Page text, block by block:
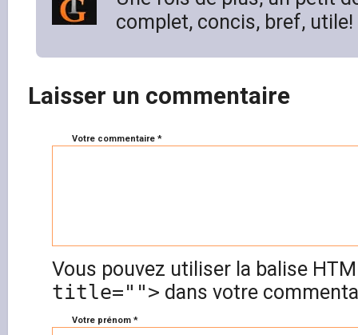
complet, concis, bref,
Laisser un commentaire
Votre commentaire *
Vous pouvez utiliser la balise
title=""> dans votre
Votre prénom *